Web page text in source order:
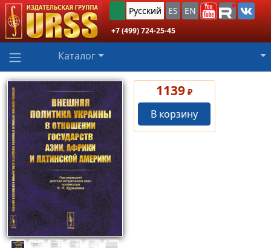
Русский ES EN
+7 (499) 724-25-45
Каталог
1139 ₽
В корзину